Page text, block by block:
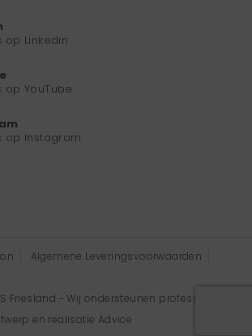
op Linkedin
op YouTube
op Instagram
Algemene Leveringsvoorwaarden
Friesland - Wij ondersteunen professionals
en realisatie Advice